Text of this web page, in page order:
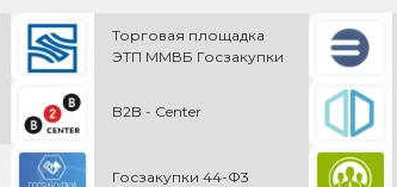
Торговая площадка
ЭТП ММВБ Госзакупки
B2B - Center
Госзакупки 44-Ф3